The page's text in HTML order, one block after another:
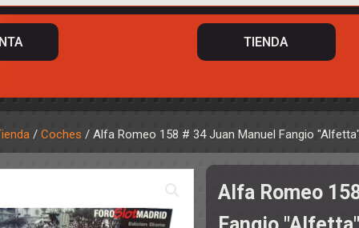
TIENDA
/ Coches / Alfa Romeo 158 # 34 Juan Manuel Fangio
Alfa Romeo